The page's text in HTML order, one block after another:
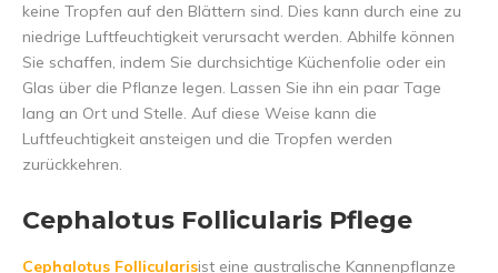
keine Tropfen auf den Blättern sind. Dies kann durch eine zu
niedrige Luftfeuchtigkeit verursacht werden. Abhilfe können
Sie schaffen, indem Sie durchsichtige Küchenfolie oder ein
Glas über die Pflanze legen. Lassen Sie ihn ein paar Tage
lang an Ort und Stelle. Auf diese Weise kann die
Luftfeuchtigkeit ansteigen und die Tropfen werden
zurückkehren.
Cephalotus Follicularis Pflege
Cephalotus Follicularisist eine australische Kannenpflanze